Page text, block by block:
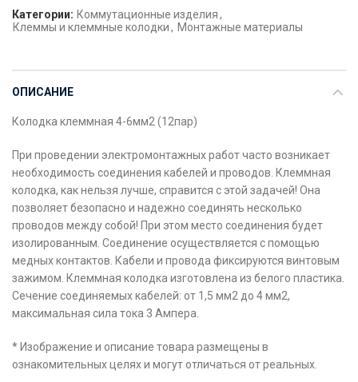
Категории: Коммутационные изделия,
Клеммы и клеммные колодки, Монтажные материалы
ОПИСАНИЕ
Колодка клеммная 4-6мм2 (12пар)
При проведении электромонтажных работ часто возникает
необходимость соединения кабелей и проводов. Клеммная
колодка, как нельзя лучше, справится с этой задачей! Она
позволяет безопасно и надежно соединять несколько
проводов между собой! При этом место соединения будет
изолированным. Соединение осуществляется с помощью
медных контактов. Кабели и провода фиксируются винтовым
зажимом. Клеммная колодка изготовлена из белого пластика.
Сечение соединяемых кабелей: от 1,5 мм2 до 4 мм2,
максимальная сила тока 3 Ампера.
* Изображение и описание товара размещены в
ознакомительных целях и могут отличаться от реальных.